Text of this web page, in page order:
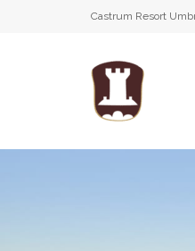
Castrum Resort